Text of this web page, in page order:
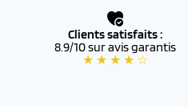
Clients satisfaits :
8.9/10 sur avis garantis
★ ★ ★ ★ ☆